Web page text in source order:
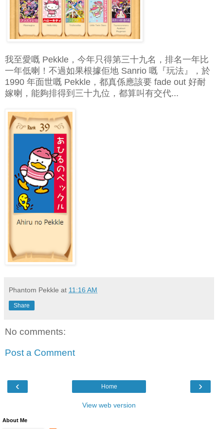
我至愛嘅 Pekkle，今年只得第三十九名，排名一年比
一年低喇！不過如果根據佢地 Sanrio 嘅『玩法』，於
1990 年面世嘅 Pekkle，都真係應該要 fade out 好耐
嫁喇，能夠排得到三十九位，都算叫有交代...
Phantom Pekkle at 11:16 AM
Share
No comments:
Post a Comment
‹ ›
Home
View web version
About Me